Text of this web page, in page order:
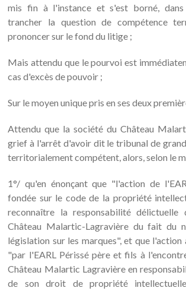
mis fin à l'instance et s'est borné,
trancher la question de compétence
prononcer sur le fond du litige ;
Mais attendu que le pourvoi est
cas d'excès de pouvoir ;
Sur le moyen unique pris en ses deux
Attendu que la société du Château
grief à l'arrêt d'avoir dit le tribunal de
territorialement compétent, alors, selon le
1°/ qu'en énonçant que "l'action de
fondée sur le code de la propriété
reconnaître la responsabilité
Château Malartic-Lagravière du fait du
législation sur les marques", et que l'action
"par l'EARL Périssé père et fils à
Château Malartic Lagravière en
de son droit de propriété